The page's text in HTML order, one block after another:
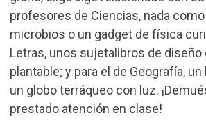
profesores de Ciencias, nada
microbios o un gadget de física
Letras, unos sujetalibros de diseño
plantable; y para el de Geografía,
un globo terráqueo con luz.
prestado atención en clase!